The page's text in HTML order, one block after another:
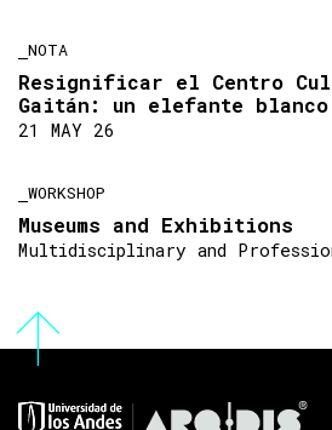
NOTA
Resignificar el Centro
Gaitán: un elefante blanco
21 MAY 26
WORKSHOP
Museums and Exhibitions
Multidisciplinary and